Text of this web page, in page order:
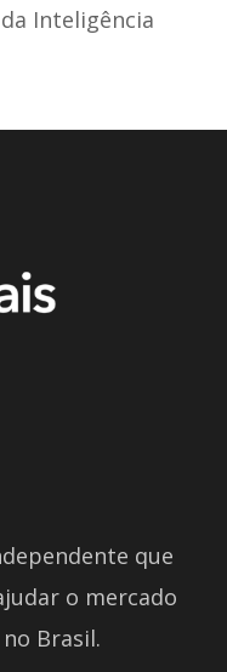
Inteligência
que
o mercado
Brasil.